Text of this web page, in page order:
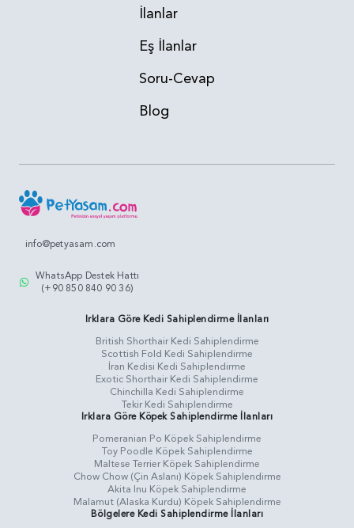
İlanlar
Eş İlanlar
Soru-Cevap
Blog
info@petyasam.com
WhatsApp Destek Hattı
(+90 850 840 90 36)
Irklara Göre Kedi Sahiplendirme İlanları
British Shorthair Kedi Sahiplendirme
Scottish Fold Kedi Sahiplendirme
İran Kedisi Kedi Sahiplendirme
Exotic Shorthair Kedi Sahiplendirme
Chinchilla Kedi Sahiplendirme
Tekir Kedi Sahiplendirme
Irklara Göre Köpek Sahiplendirme İlanları
Pomeranian Po Köpek Sahiplendirme
Toy Poodle Köpek Sahiplendirme
Maltese Terrier Köpek Sahiplendirme
Chow Chow (Çin Aslanı) Köpek Sahiplendirme
Akita Inu Köpek Sahiplendirme
Malamut (Alaska Kurdu) Köpek Sahiplendirme
Bölgelere Kedi Sahiplendirme İlanları